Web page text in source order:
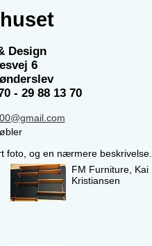
Design
6
- 29 88 13 70
foto, og en nærmere beskrivelse.
FM Furniture, Kai
Kristiansen